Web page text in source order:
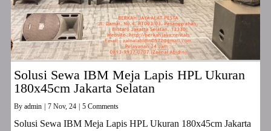
Solusi Sewa IBM Meja Lapis HPL Ukuran
180x45cm Jakarta Selatan
By admin 7 Nov, 24 5 Comments
Solusi Sewa IBM Meja Lapis HPL Ukuran 180x45cm Jakarta